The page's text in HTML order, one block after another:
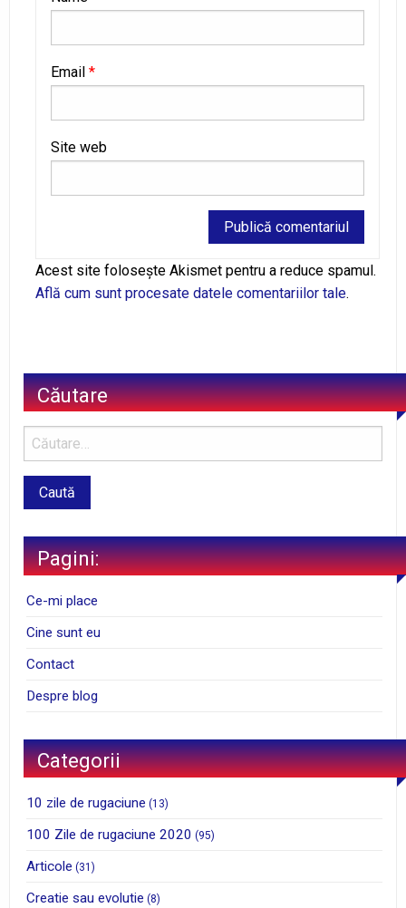
Email *
Site web
Alternative:
Acest site folosește Akismet pentru a reduce spamul.
Află cum sunt procesate datele comentariilor tale.
Căutare
Pagini:
Ce-mi place
Cine sunt eu
Contact
Despre blog
Categorii
10 zile de rugaciune (13)
100 Zile de rugaciune 2020 (95)
Articole (31)
Creatie sau evolutie (8)